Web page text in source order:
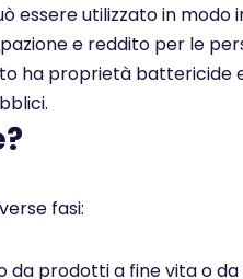
essere utilizzato in modo
e reddito per le
ha proprietà battericide
fasi:
prodotti a fine vita o